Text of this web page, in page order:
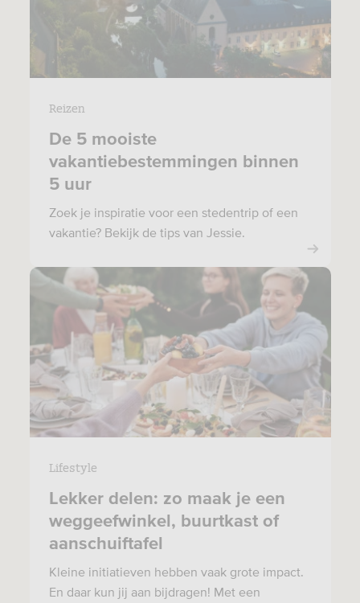
De 5 mooiste
vakantiebestemmingen binnen
5 uur
Reizen
Zoek je inspiratie voor een stedentrip of een
vakantie? Bekijk de tips van Jessie.
Lekker delen: zo maak je een
weggeefwinkel, buurtkast of
aanschuiftafel
Lifestyle
Kleine initiatieven hebben vaak grote impact.
En daar kun jij aan bijdragen! Met een